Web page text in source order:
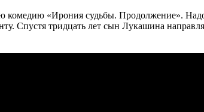
комедию «Ирония судьбы. Продолжение».
Спустя тридцать лет сын Лукашина